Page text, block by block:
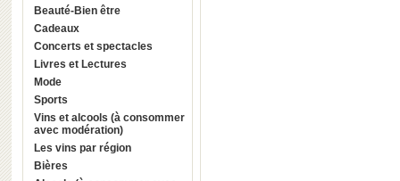
Beauté-Bien être
Cadeaux
Concerts et spectacles
Livres et Lectures
Mode
Sports
Vins et alcools (à consommer
avec modération)
Les vins par région
Bières